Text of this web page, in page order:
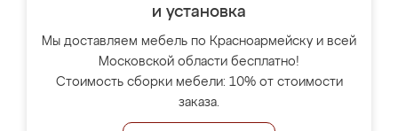
и установка
Мы доставляем мебель по Красноармейску и всей
Московской области бесплатно!
Стоимость сборки мебели: 10% от стоимости
заказа.